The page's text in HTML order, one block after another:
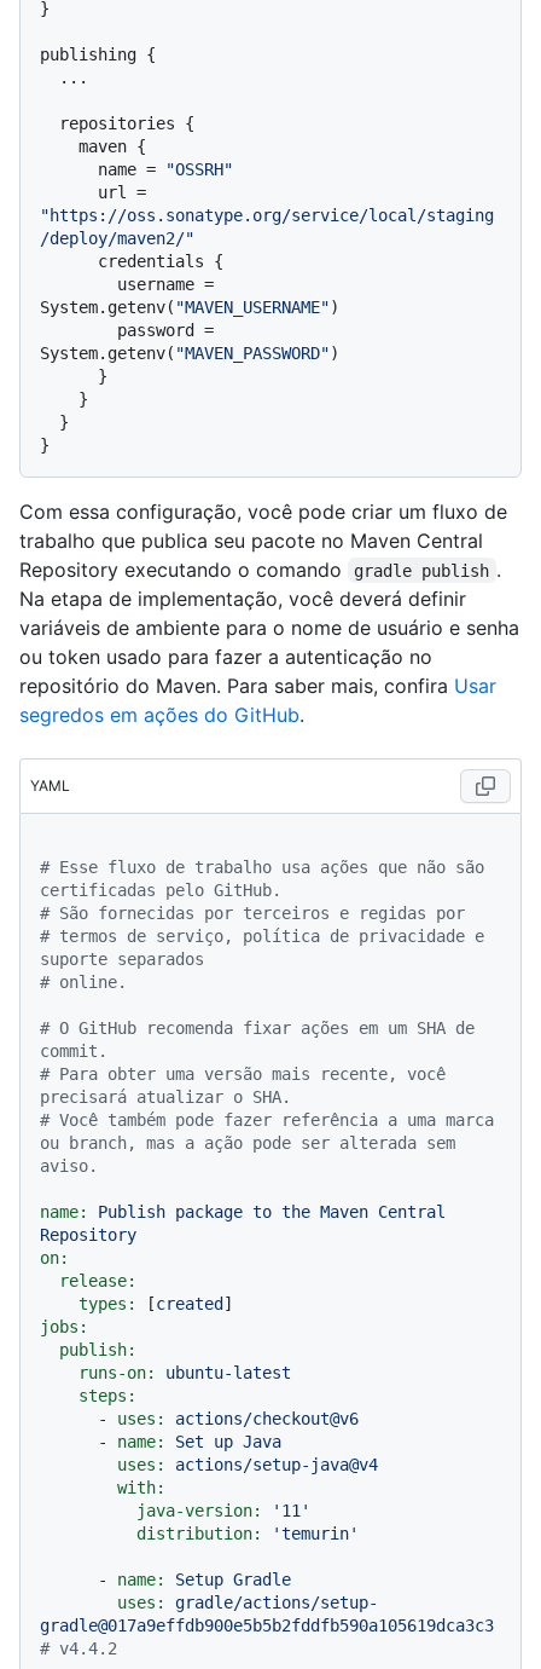
}
publishing {
      name =
"OSSRH"
"https://oss.sonatype.org/service/local/staging
/deploy/maven2/"
System.getenv( "MAVEN_USERNAME")
System.getenv( "MAVEN_PASSWORD")
Com essa configuração, você pode criar um fluxo de
trabalho que publica seu pacote no Maven Central
Repository executando o comando
gradle publish .
Na etapa de implementação, você deverá definir
variáveis de ambiente para o nome de usuário e senha
ou token usado para fazer a autenticação no
repositório do Maven. Para saber mais, confira Usar
segredos em ações do GitHub.
YAML
# Esse fluxo de trabalho usa ações que não são
certificadas pelo GitHub.
# São fornecidas por terceiros e regidas por
# termos de serviço, política de privacidade e
suporte separados
# online.
# O GitHub recomenda fixar ações em um SHA de
commit.
# Para obter uma versão mais recente, você
precisará atualizar o SHA.
# Você também pode fazer referência a uma marca
ou branch, mas a ação pode ser alterada sem
aviso.
name: Publish package to the Maven Central
Repository
on:
release:
types:
[created
jobs:
publish:
runs-on:
ubuntu-latest
steps:
-
uses:
actions/checkout@v6
-
name: Set up Java
uses:
actions/setup-java@v4
with:
java-version:
'11'
distribution:
'temurin'
- name: Setup Gradle
uses:
gradle/actions/setup-
gradle@017a9effdb900e5b5b2fddfb590a105619dca3c3
# v4.4.2